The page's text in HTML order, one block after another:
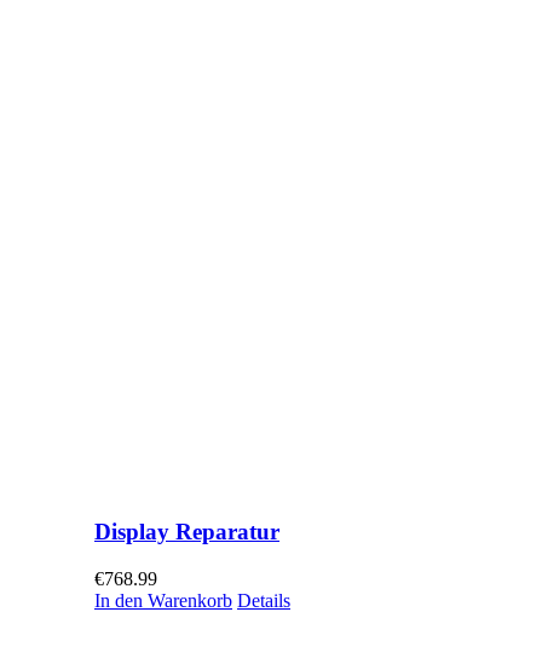
Display Reparatur
€768.99
In den Warenkorb Details